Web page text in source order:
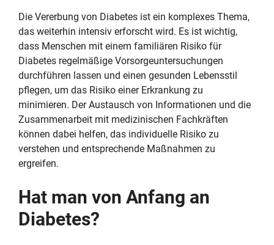
Die Vererbung von Diabetes ist ein komplexes Thema,
das weiterhin intensiv erforscht wird. Es ist wichtig,
dass Menschen mit einem familiären Risiko für
Diabetes regelmäßige Vorsorgeuntersuchungen
durchführen lassen und einen gesunden Lebensstil
pflegen, um das Risiko einer Erkrankung zu
minimieren. Der Austausch von Informationen und die
Zusammenarbeit mit medizinischen Fachkräften
können dabei helfen, das individuelle Risiko zu
verstehen und entsprechende Maßnahmen zu
ergreifen.
Hat man von Anfang an
Diabetes?